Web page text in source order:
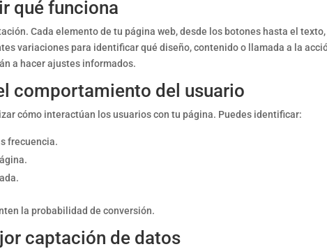
qué funciona
Cada elemento de tu página web, desde los botones hasta el texto,
variaciones para identificar qué diseño, contenido o llamada a la
a hacer ajustes informados.
comportamiento del usuario
cómo interactúan los usuarios con tu página. Puedes identificar:
frecuencia.
la probabilidad de conversión.
captación de datos